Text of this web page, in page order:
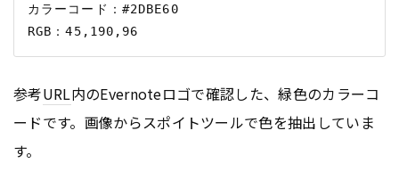
カラーコード：#2DBE60
参考URL内のEvernoteロゴで確認した、緑色のカラーコ
ードです。画像からスポイトツールで色を抽出していま
す。